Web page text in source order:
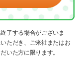
了する場合がございま
ただき、ご来社またはお
いた方に限ります。